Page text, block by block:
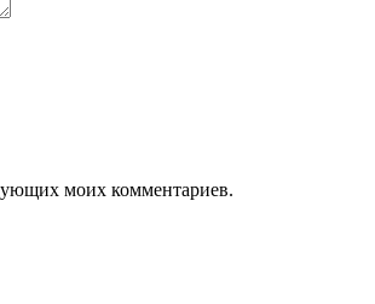
моих комментариев.